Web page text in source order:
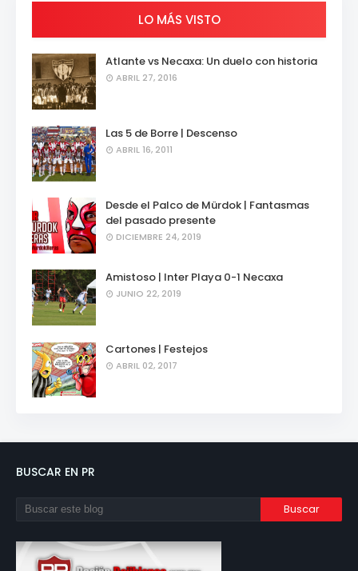
LO MÁS VISTO
Atlante vs Necaxa: Un duelo con historia
ABRIL 27, 2016
Las 5 de Borre | Descenso
ABRIL 16, 2011
Desde el Palco de Mürdok | Fantasmas
del pasado presente
DICIEMBRE 24, 2019
Amistoso | Inter Playa 0-1 Necaxa
JUNIO 22, 2019
Cartones | Festejos
ABRIL 02, 2017
BUSCAR EN PR